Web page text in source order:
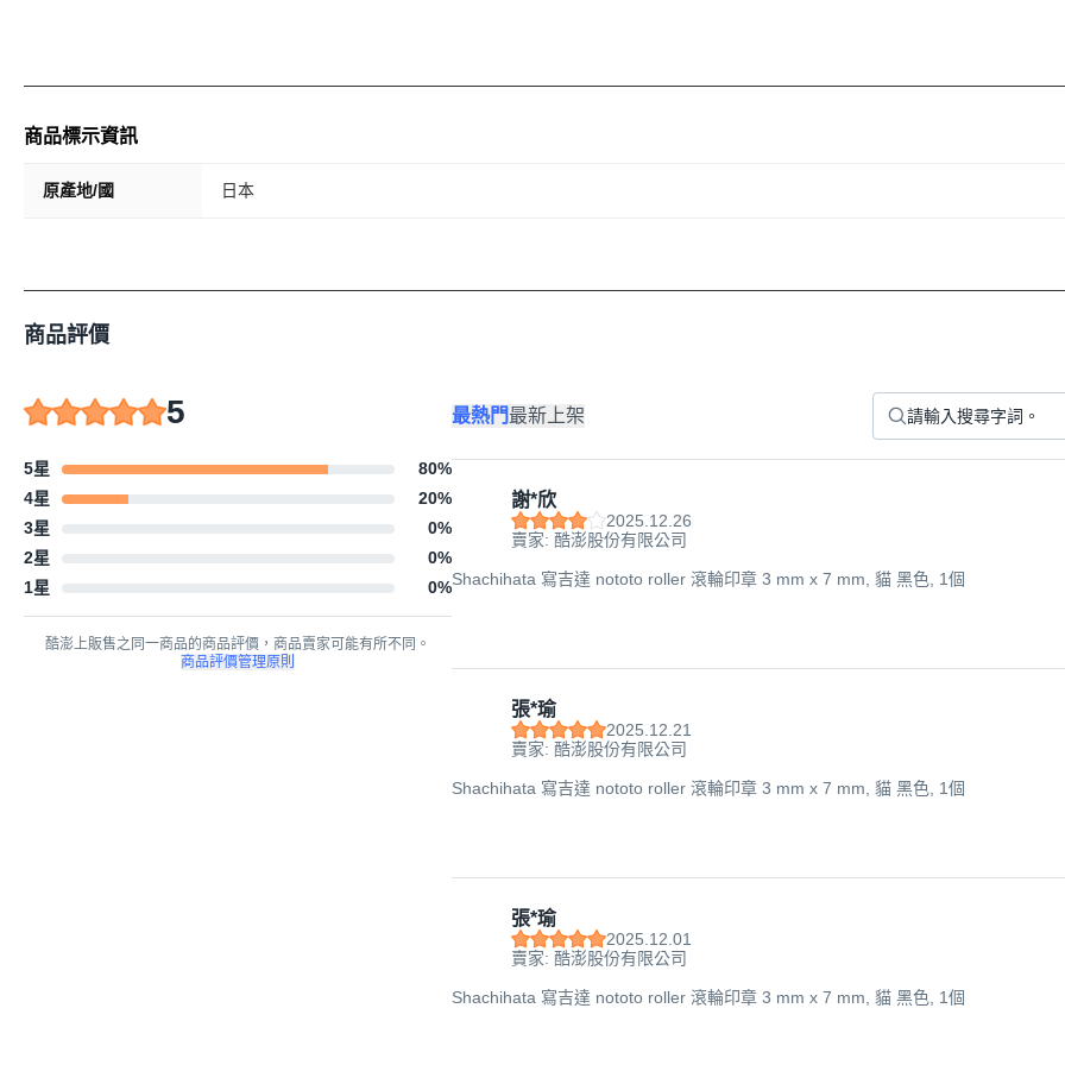
商品標示資訊
原產地/國 日本
商品評價
5
5星 80%
4星
20%
3星
0%
2星
0%
1星
0%
酷澎上販售之同一商品的商品評價，商品賣家可能有所不同。
商品評價管理原則
最熱門最新上架
謝*欣
2025.12.26
賣家: 酷澎股份有限公司
Shachihata 寫吉達 nototo roller 滾輪印章 3 mm x 7 mm, 貓 黑色, 1個
張*瑜
2025.12.21
賣家: 酷澎股份有限公司
Shachihata 寫吉達 nototo roller 滾輪印章 3 mm x 7 mm, 貓 黑色, 1個
張*瑜
2025.12.01
賣家: 酷澎股份有限公司
Shachihata 寫吉達 nototo roller 滾輪印章 3 mm x 7 mm, 貓 黑色, 1個